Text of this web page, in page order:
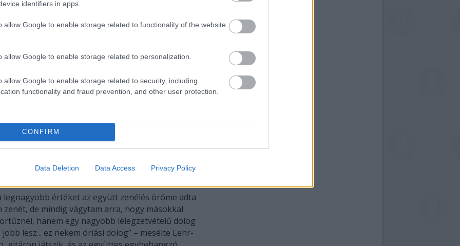
identifiers in apps.
allow Google to enable storage related to functionality of the website
allow Google to enable storage related to personalization.
allow Google to enable storage related to security, including
functionality and fraud prevention, and other user protection.
CONFIRM
Data Deletion Data Access Privacy Policy
Máté és Bóka Gábor (Fotó: Vermes Tibor)
értéket az együtt zenélés öröme adta
de mindig vágytam arra, hogy másokkal
hanem egy nagyobb lélegzetvételű dolog
lesz... ez nekem óriási dolog” – mesélte Lehr-